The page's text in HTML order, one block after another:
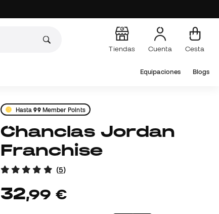
Tiendas Cuenta Cesta
Equipaciones Blogs
Hasta99Member Points
Chanclas Jordan
Franchise
(5)
32,99 €